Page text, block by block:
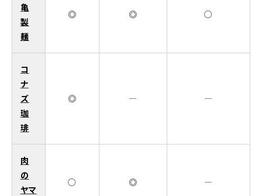
亀
製
麺
◎ ◎ ○
コ
ナ
ズ
珈
琲
◎ ― ―
肉
の
ヤマ
○ ◎ ―